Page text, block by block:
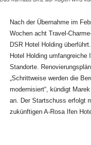
Nach der Übernahme im
Wochen acht Travel-
DSR Hotel Holding
Hotel Holding umfangreiche
Standorte.
„Schrittweise werden die
modernisiert“, kündigt
an. Der Startschuss erfolgt
zukünftigen A-Rosa Ifen